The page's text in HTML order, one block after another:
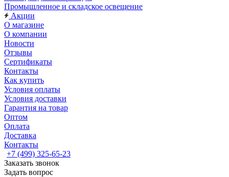
Промышленное и складское освещение
Акции
О магазине
О компании
Новости
Отзывы
Сертификаты
Контакты
Как купить
Условия оплаты
Условия доставки
Гарантия на товар
Оптом
Оплата
Доставка
Контакты
+7 (499) 325-65-23
Заказать звонок
Задать вопрос